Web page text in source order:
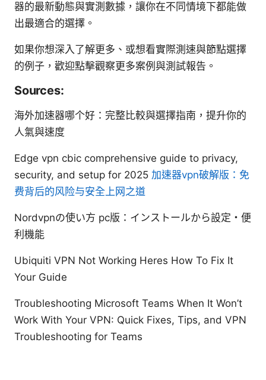
器的最新動態與實測數據，讓你在不同情境下都能做
出最適合的選擇。
如果你想深入了解更多、或想看實際測速與節點選擇
的例子，歡迎點擊觀察更多案例與測試報告。
Sources:
海外加速器哪个好：完整比較與選擇指南，提升你的
人氣與速度
Edge vpn cbic comprehensive guide to privacy,
security, and setup for 2025 加速器vpn破解版：免
费背后的风险与安全上网之道
Nordvpnの使い方 pc版：インストールから設定・便
利機能
Ubiquiti VPN Not Working Heres How To Fix It
Your Guide
Troubleshooting Microsoft Teams When It Won’t
Work With Your VPN: Quick Fixes, Tips, and VPN
Troubleshooting for Teams